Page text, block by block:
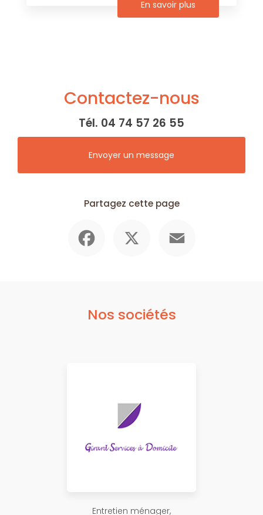
En savoir plus
Contactez-nous
Tél. 04 74 57 26 55
Envoyer un message
Partagez cette page
Nos sociétés
Entretien ménager,